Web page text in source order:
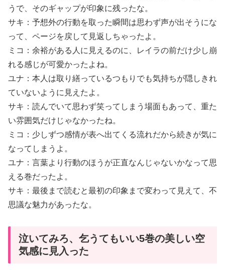
うで、そのギャップが印象に残ったな。
サキ：予想外の行動を取った瞬間は思わず声が出そうにな
って、ページを戻して見返しちゃったよ。
ミコ：余裕がある人に見えるのに、レイラの前だけ少し崩
れる感じが可愛かったよね。
ユナ：本人は取り繕っているつもりでも気持ちが隠しきれ
ていないように見えたよ。
サキ：読んでいて思わず笑ってしまう場面もあって、重た
い雰囲気だけじゃなかったね。
ミコ：少しずつ感情が表へ出てくる流れだから続きが気に
なってしまうよ。
ユナ：言葉より行動のほうが正直なんじゃないかなって思
える巻だったよ。
サキ：最後まで読むと最初の印象まで変わって見えて、不
思議な魅力があったな。
泣いてみろ、乞うてもいい5巻の美しい空
気感に見入った